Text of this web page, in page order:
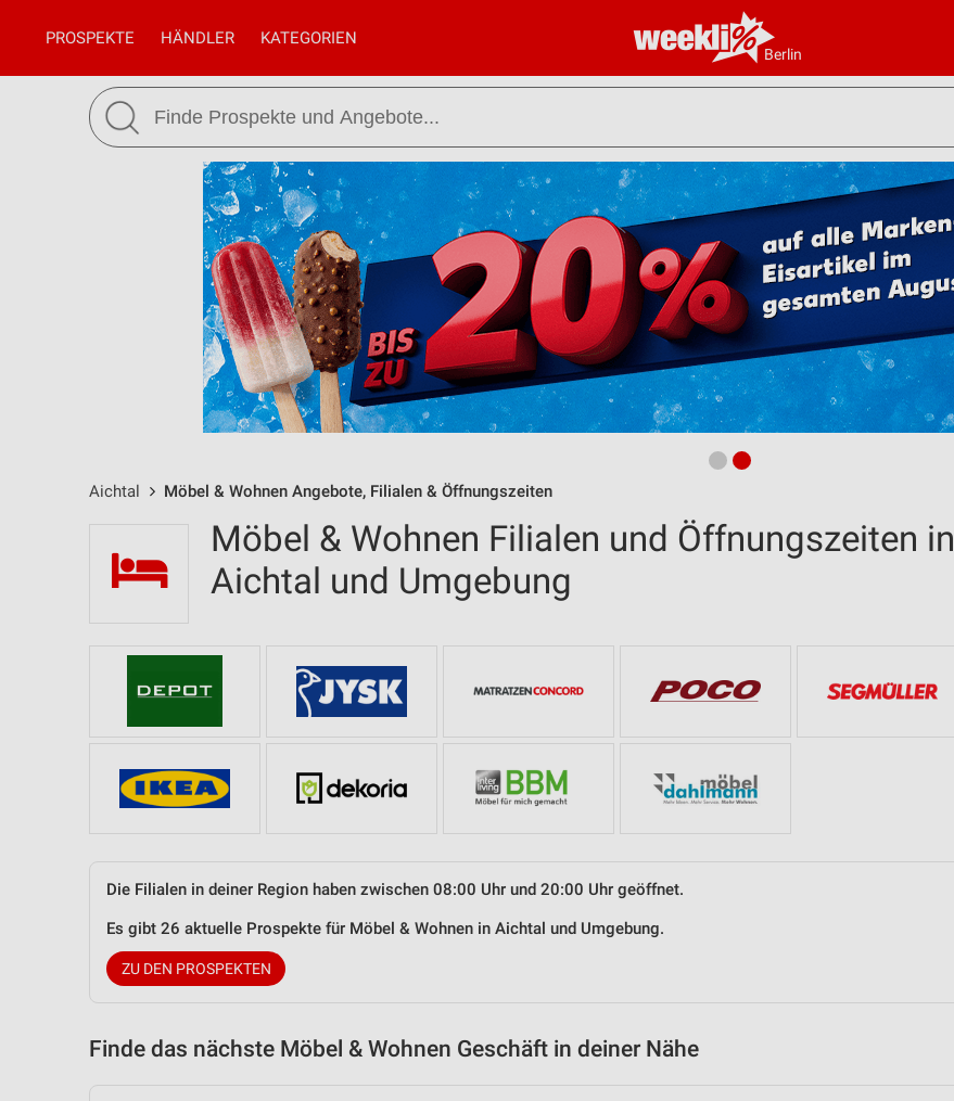
Berlin
PROSPEKTE HÄNDLER KATEGORIEN
Aichtal Möbel & Wohnen Angebote, Filialen & Öffnungszeiten
Möbel & Wohnen Filialen und Öffnungszeiten in
Aichtal und Umgebung
Die Filialen in deiner Region haben zwischen 08:00 Uhr und 20:00 Uhr geöffnet.
Es gibt 26 aktuelle Prospekte für Möbel & Wohnen in Aichtal und Umgebung.
ZU DEN PROSPEKTEN
Finde das nächste Möbel & Wohnen Geschäft in deiner Nähe